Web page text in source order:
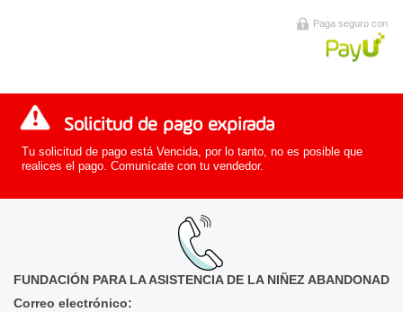
Paga seguro con
Solicitud de pago expirada
Tu solicitud de pago está Vencida, por lo tanto, no es posible que
realices el pago. Comunícate con tu vendedor.
FUNDACIÓN PARA LA ASISTENCIA DE LA NIÑEZ ABANDONAD
Correo electrónico: